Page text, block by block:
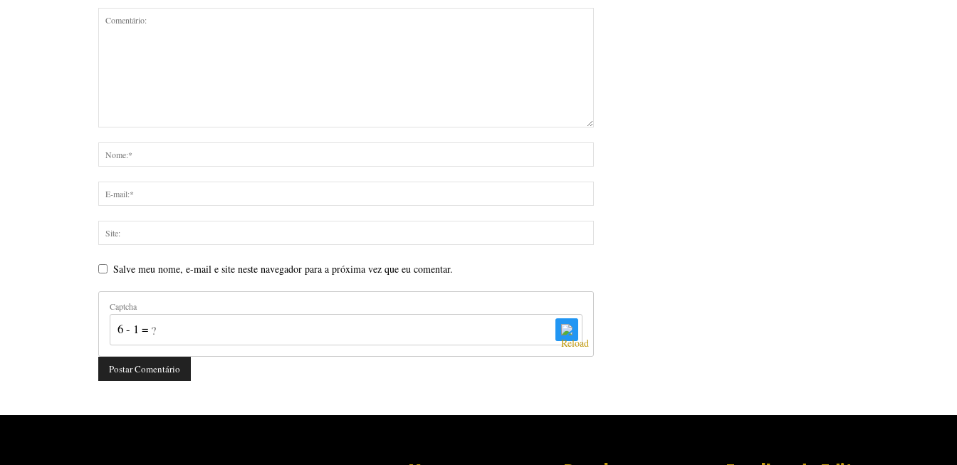
Salve meu nome, e-mail e site neste navegador para a próxima vez que eu comentar.
Captcha
6 - 1 = ?